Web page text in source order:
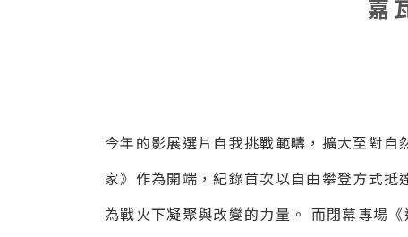
嘉
今年的影展選片自我挑戰範疇，擴大至對
家》作為開端，紀錄首次以自由攀登方式
為戰火下凝聚與改變的力量。 而閉幕專場